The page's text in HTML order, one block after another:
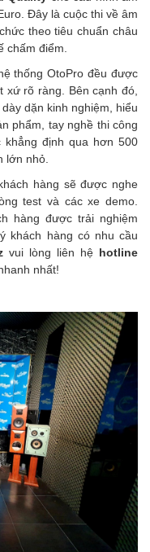
Đây là cuộc thi về âm
theo tiêu chuẩn châu
chấm điểm.
thống OtoPro đều được
rõ ràng. Bên cạnh đó,
dặn kinh nghiệm, hiểu
phẩm, tay nghề thi công
định qua hơn 500
lớn nhỏ.
hàng sẽ được nghe
test và các xe demo.
hàng được trải nghiệm
khách hàng có nhu cầu
vui lòng liên hệ hotline
nhất!